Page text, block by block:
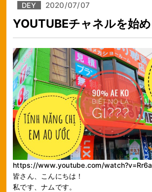
DEY 2020/07/07
YOUTUBEチャネルを始め
https://www.youtube.com/
皆さん、こんにちは！
私です、ナムです。